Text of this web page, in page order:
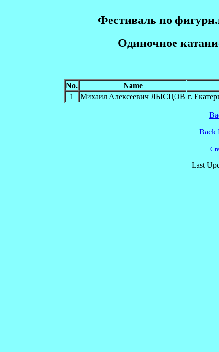
Фестиваль по
Одинoчное
No.
Name
1
Михаил Алексеевич ЛЫСЦОВ г.
Back
Last